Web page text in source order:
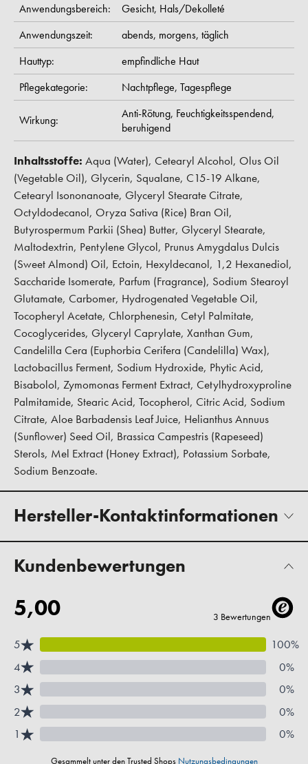
Anwendungsbereich: Gesicht, Hals/Dekolleté
Anwendungszeit:
abends, morgens, täglich
Hauttyp:
empfindliche Haut
Pflegekategorie:
Nachtpflege, Tagespflege
Wirkung: Anti-Rötung, Feuchtigkeitsspendend,
beruhigend
Inhaltsstoffe: Aqua (Water), Cetearyl Alcohol, Olus Oil
(Vegetable Oil), Glycerin, Squalane, C15-19 Alkane,
Cetearyl Isononanoate, Glyceryl Stearate Citrate,
Octyldodecanol, Oryza Sativa (Rice) Bran Oil,
Butyrospermum Parkii (Shea) Butter, Glyceryl Stearate,
Maltodextrin, Pentylene Glycol, Prunus Amygdalus Dulcis
(Sweet Almond) Oil, Ectoin, Hexyldecanol, 1,2 Hexanediol,
Saccharide Isomerate, Parfum (Fragrance), Sodium Stearoyl
Glutamate, Carbomer, Hydrogenated Vegetable Oil,
Tocopheryl Acetate, Chlorphenesin, Cetyl Palmitate,
Cocoglycerides, Glyceryl Caprylate, Xanthan Gum,
Candelilla Cera (Euphorbia Cerifera (Candelilla) Wax),
Lactobacillus Ferment, Sodium Hydroxide, Phytic Acid,
Bisabolol, Zymomonas Ferment Extract, Cetylhydroxyproline
Palmitamide, Stearic Acid, Tocopherol, Citric Acid, Sodium
Citrate, Aloe Barbadensis Leaf Juice, Helianthus Annuus
(Sunflower) Seed Oil, Brassica Campestris (Rapeseed)
Sterols, Mel Extract (Honey Extract), Potassium Sorbate,
Sodium Benzoate.
Hersteller-Kontaktinformationen
Kundenbewertungen